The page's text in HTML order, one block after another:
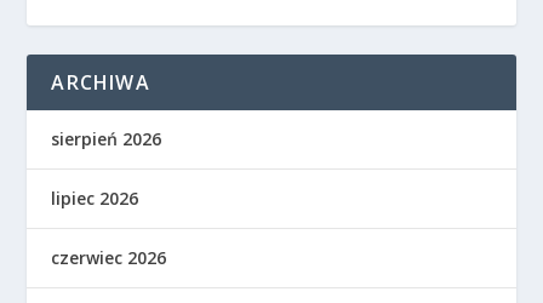
ARCHIWA
sierpień 2026
lipiec 2026
czerwiec 2026